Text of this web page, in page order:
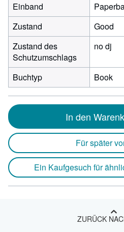
Einband
Zustand
Good
Zustand des
Schutzumschlags
no dj
Buchtyp Book
In den
Für später
Ein Kaufgesuch für
ZURÜCK